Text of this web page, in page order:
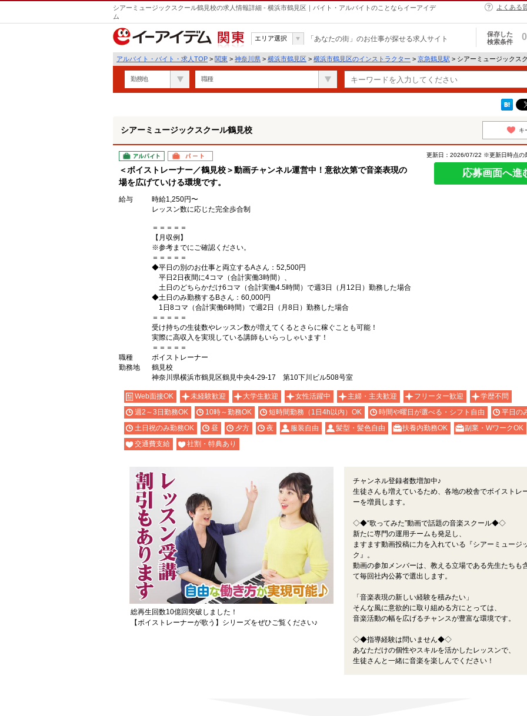
シアーミュージックスクール鶴見校の求人情報詳細 - 横浜市鶴見区｜バイト・アルバイトのことならイーアイデ
ム
よくある
関東
エリア選択 「あなたの街」のお仕事が探せる求人サイト
保存した
検索条件
0
アルバイト・バイト・求人TOP > 関東 > 神奈川県 > 横浜市鶴見区 > 横浜市鶴見区のインストラクター > 京急鶴見駅 > シアーミュージックス
勤務地 職種
シアーミュージックスクール鶴見校 キ
アルバイト パート
＜ボイストレーナー／鶴見校＞動画チャンネル運営中！意欲次第で音楽表現の
場を広げていける環境です。
更新日：2026/07/22 ※更新日時点の
応募画面へ進
給与
時給1,250円〜
レッスン数に応じた完全歩合制
＝＝＝＝＝
【月収例】
※参考までにご確認ください。
＝＝＝＝＝
◆平日の別のお仕事と両立するAさん：52,500円
平日2日夜間に4コマ（合計実働3時間）、
土日のどちらかだけ6コマ（合計実働4.5時間）で週3日（月12日）勤務した場合
◆土日のみ勤務するBさん：60,000円
1日8コマ（合計実働6時間）で週2日（月8日）勤務した場合
＝＝＝＝＝
受け持ちの生徒数やレッスン数が増えてくるとさらに稼ぐことも可能！
実際に高収入を実現している講師もいらっしゃいます！
＝＝＝＝＝
職種
ボイストレーナー
勤務地
鶴見校
神奈川県横浜市鶴見区鶴見中央4-29-17 第10下川ビル508号室
Web面接OK 未経験歓迎 大学生歓迎 女性活躍中 主婦・主夫歓迎 フリーター歓迎
学歴不問
週2～3日勤務OK
10時～勤務OK 短時間勤務（1日4h以内）OK 時間や曜日が選べる・シフト自由
平日の
土日祝のみ勤務OK
昼 夕方 夜 服装自由 髪型・髪色自由 扶養内勤務OK
副業・WワークOK
交通費支給
社割・特典あり
総再生回数10億回突破しました！
【ボイストレーナーが歌う】シリーズをぜひご覧ください♪
チャンネル登録者数増加中♪
生徒さんも増えているため、各地の校舎でボイストレ
ーを増員します。
◇◆“歌ってみた”動画で話題の音楽スクール◆◇
新たに専門の運用チームも発足し、
ますます動画投稿に力を入れている『シアーミュージ
ク』。
動画の参加メンバーは、教える立場である先生たちも
て毎回社内公募で選出します。
「音楽表現の新しい経験を積みたい」
そんな風に意欲的に取り組める方にとっては、
音楽活動の幅を広げるチャンスが豊富な環境です。
◇◆指導経験は問いません◆◇
あなただけの個性やスキルを活かしたレッスンで、
生徒さんと一緒に音楽を楽しんでください！